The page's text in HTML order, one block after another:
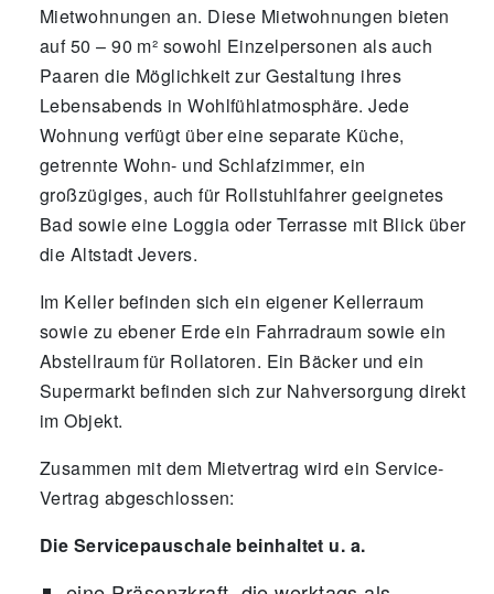
Mietwohnungen an. Diese Mietwohnungen bieten
auf 50 – 90 m² sowohl Einzelpersonen als auch
Paaren die Möglichkeit zur Gestaltung ihres
Lebensabends in Wohlfühlatmosphäre. Jede
Wohnung verfügt über eine separate Küche,
getrennte Wohn- und Schlafzimmer, ein
großzügiges, auch für Rollstuhlfahrer geeignetes
Bad sowie eine Loggia oder Terrasse mit Blick über
die Altstadt Jevers.
Im Keller befinden sich ein eigener Kellerraum
sowie zu ebener Erde ein Fahrradraum sowie ein
Abstellraum für Rollatoren. Ein Bäcker und ein
Supermarkt befinden sich zur Nahversorgung direkt
im Objekt.
Zusammen mit dem Mietvertrag wird ein Service-
Vertrag abgeschlossen:
Die Servicepauschale beinhaltet u. a.